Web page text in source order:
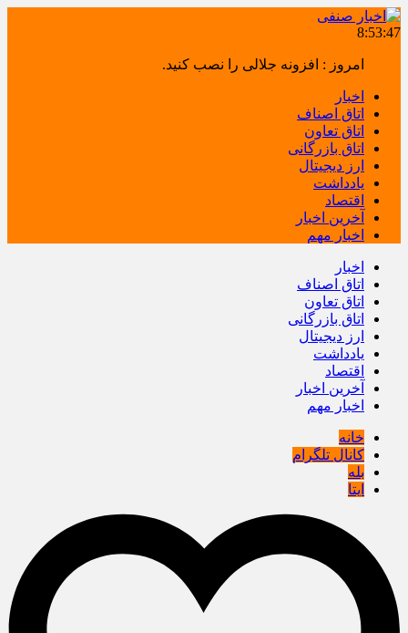
8:53:47
امروز : افزونه جلالی را نصب کنید.
اخبار
اتاق اصناف
اتاق تعاون
اتاق بازرگانی
ارز دیجیتال
یادداشت
اقتصاد
آخرین اخبار
اخبار مهم
اخبار
اتاق اصناف
اتاق تعاون
اتاق بازرگانی
ارز دیجیتال
یادداشت
اقتصاد
آخرین اخبار
اخبار مهم
خانه
کانال تلگرام
بله
ایتا